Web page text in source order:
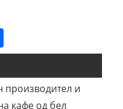
производител и
кафе од бел